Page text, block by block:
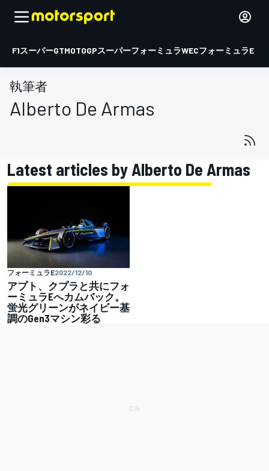
F1スーパーGTMOTOGPスーパーフォーミュラWECフォーミュラE
執筆者
Alberto De Armas
Latest articles by Alberto De Armas
フォーミュラE2022/12/10
アプト、クプラと共にフォ
ーミュラEへカムバック。
蛍光グリーンがネイビー基
調のGen3マシン彩る